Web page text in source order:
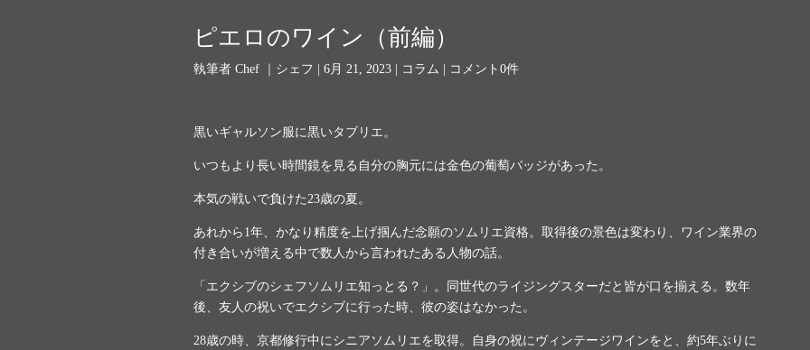
ピエロのワイン（前編）
執筆者 Chef ｜シェフ | 6月 21, 2023| コラム | コメント0件
黒いギャルソン服に黒いタブリエ。
いつもより長い時間鏡を見る自分の胸元には金色の葡萄バッジがあった。
本気の戦いで負けた23歳の夏。
あれから 1年、かなり精度を上げ掴んだ念願のソムリエ資格。取得後の景色は変わり、ワイン業界の
付き合いが増える中で数人から言われたある人物の話。
「エクシブのシェフソムリエ知っとる？」。同世代のライジングスターだと皆が口を揃える。数年
後、友人の祝いでエクシブに行った時、彼の姿はなかった。
28歳の時、京都修行中にシニアソムリエを取得。自身の祝にヴィンテージワインをと、約5年ぶりに